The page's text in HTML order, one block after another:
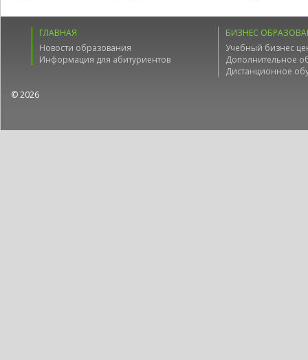
ГЛАВНАЯ
Новости образования
Информация для абитуриентов
БИЗНЕС
Учебный бизнес
Дополнительное
Дистанционное
© 2026